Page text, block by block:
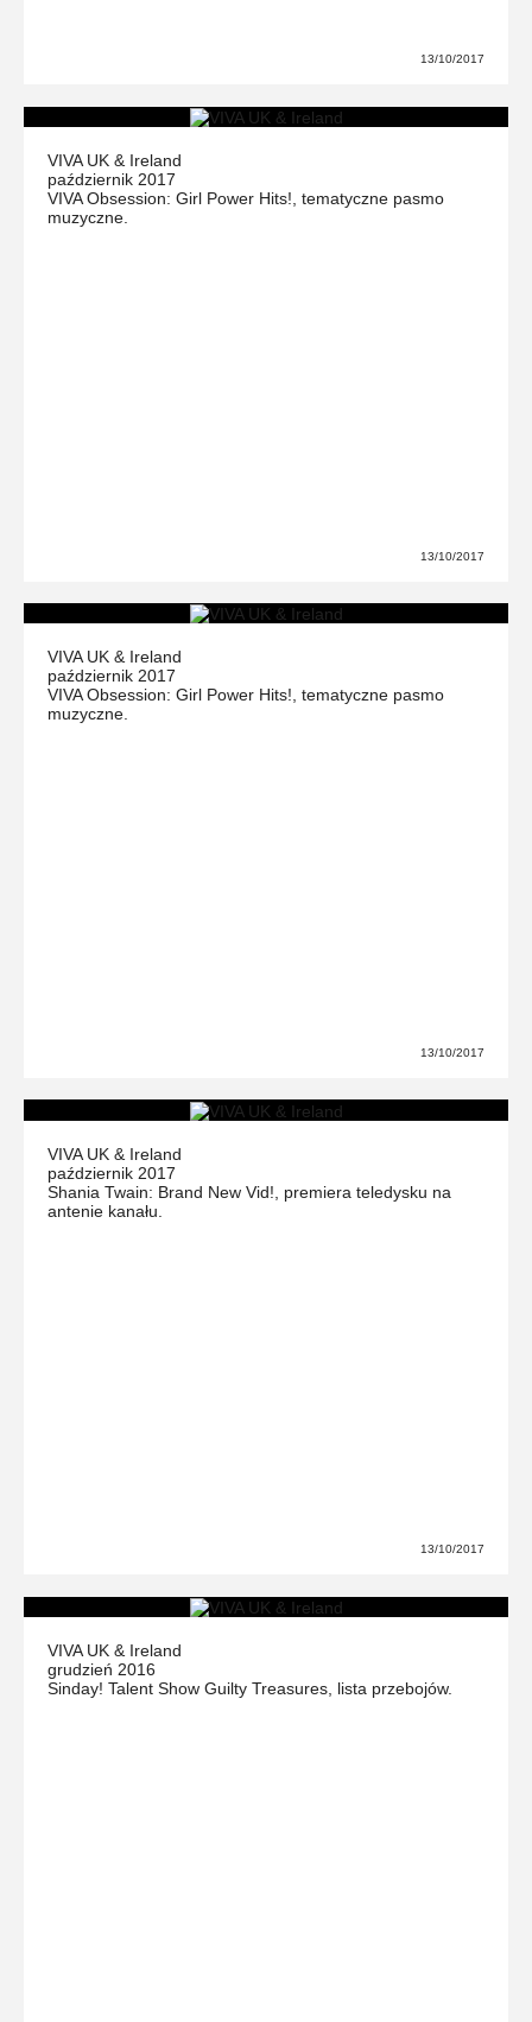
13/10/2017
VIVA UK & Ireland
październik 2017
VIVA Obsession: Girl Power Hits!, tematyczne pasmo
muzyczne.
13/10/2017
VIVA UK & Ireland
październik 2017
VIVA Obsession: Girl Power Hits!, tematyczne pasmo
muzyczne.
13/10/2017
VIVA UK & Ireland
październik 2017
Shania Twain: Brand New Vid!, premiera teledysku na
antenie kanału.
13/10/2017
VIVA UK & Ireland
grudzień 2016
Sinday! Talent Show Guilty Treasures, lista przebojów.